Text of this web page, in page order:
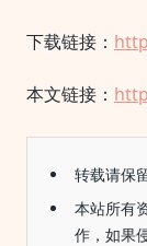
下载链接：
本文链接：
转载请保
本站所有
作，如果